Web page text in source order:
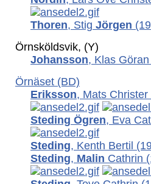
Thoren, Stig Jörgen
Örnsköldsvik, (Y)
Johansson, Klas
Örnäset (BD)
Eriksson, Mats Christer
Steding Ögren, Eva
Steding, Kenth Bertil
Steding, Malin Cathrin